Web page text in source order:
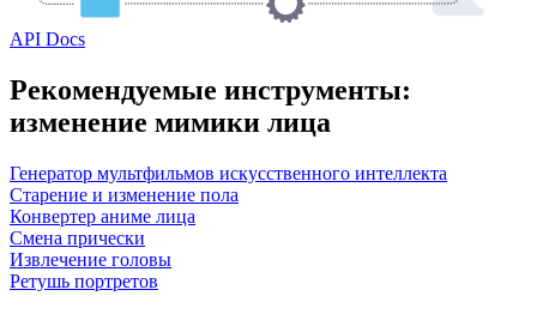
API Docs
Рекомендуемые инструменты:
изменение мимики лица
Генератор мультфильмов искусственного интеллекта
Старение и изменение пола
Конвертер аниме лица
Смена прически
Извлечение головы
Ретушь портретов